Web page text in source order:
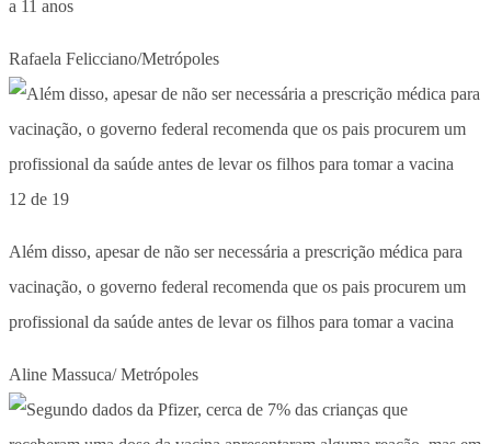
a 11 anos
Rafaela Felicciano/Metrópoles
12 de 19
Além disso, apesar de não ser necessária a prescrição médica para
vacinação, o governo federal recomenda que os pais procurem um
profissional da saúde antes de levar os filhos para tomar a vacina
Aline Massuca/ Metrópoles